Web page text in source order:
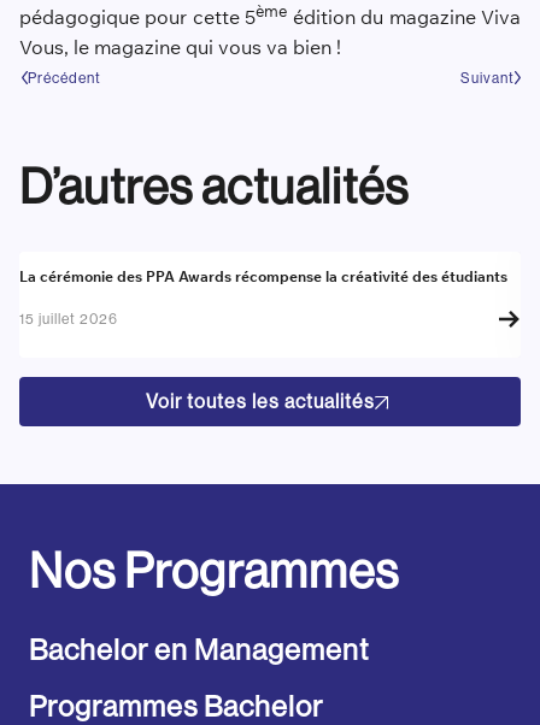
pédagogique pour cette 5ème édition du magazine Viva
Vous, le magazine qui vous va bien !
Précédent Suivant
D’autres actualités
Actualité
La cérémonie des PPA Awards récompense la créativité des étudiants
15 juillet 2026
Voir toutes les actualités
Nos Programmes
Bachelor en Management
Programmes Bachelor